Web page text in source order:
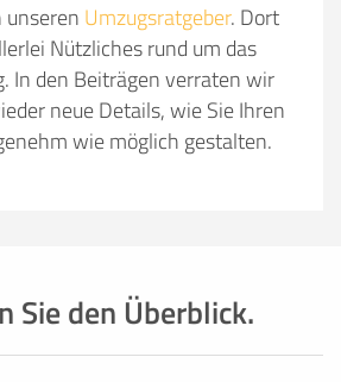
unseren Umzugsratgeber. Dort
Nützliches rund um das
In den Beiträgen verraten wir
neue Details, wie Sie Ihren
wie möglich gestalten.
Sie den Überblick.